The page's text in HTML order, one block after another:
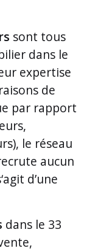
sont tous
dans le
expertise
de
par rapport
le réseau
aucun
d’une
dans le 33